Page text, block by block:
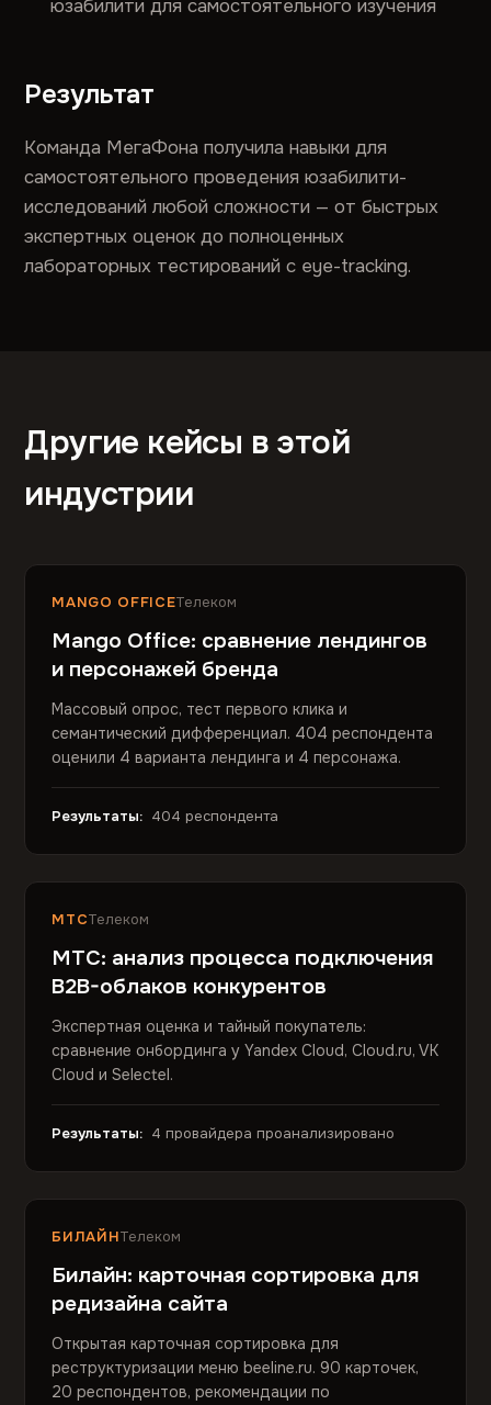
юзабилити для самостоятельного изучения
Результат
Команда МегаФона получила навыки для
самостоятельного проведения юзабилити-
исследований любой сложности — от быстрых
экспертных оценок до полноценных
лабораторных тестирований с eye-tracking.
Другие кейсы в этой
индустрии
MANGO OFFICEТелеком
Mango Office: сравнение лендингов
и персонажей бренда
Массовый опрос, тест первого клика и
семантический дифференциал. 404 респондента
оценили 4 варианта лендинга и 4 персонажа.
Результаты: 404 респондента
МТСТелеком
МТС: анализ процесса подключения
B2B-облаков конкурентов
Экспертная оценка и тайный покупатель:
сравнение онбординга у Yandex Cloud, Cloud.ru, VK
Cloud и Selectel.
Результаты: 4 провайдера проанализировано
БИЛАЙНТелеком
Билайн: карточная сортировка для
редизайна сайта
Открытая карточная сортировка для
реструктуризации меню beeline.ru. 90 карточек,
20 респондентов, рекомендации по